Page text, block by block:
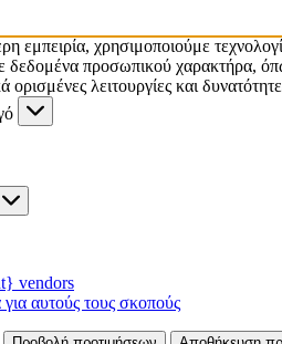
εμπειρία, χρησιμοποιούμε
δεδομένα προσωπικού χαρακτήρα,
ορισμένες λειτουργίες και
vendors
αυτούς τους σκοπούς